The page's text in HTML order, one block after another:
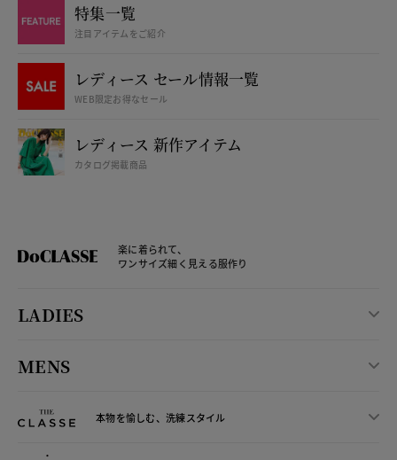
特集一覧
注目アイテムをご紹介
レディース セール情報一覧
WEB限定お得なセール
レディース 新作アイテム
カタログ掲載商品
楽に着られて、
ワンサイズ細く見える服作り
LADIES
MENS
本物を愉しむ、洗練スタイル